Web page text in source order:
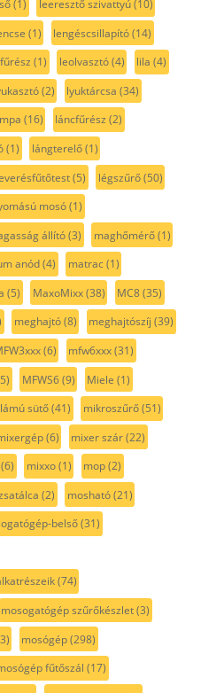
(1) leeresztő szivattyú(10)
(1) lengéscsillapító(14)
(1) leolvasztó(4) lila (4)
(2) lyuktárcsa (34)
(16) láncfűrész (2)
(1) lángterelő(1)
(5) légszűrő(50)
mosó(1)
állító(3) maghőmérő(1)
anód(4) matrac(1)
(5) MaxoMixx(38) MC8(35)
meghajtó(8) meghajtószíj (39)
(6) mfw6xxx(31)
MFWS6(9) Miele (1)
sütő(41) mikroszűrő(51)
(6) mixer szár(22)
(6) mixxo(1) mop(2)
(2) mosható(21)
belső(31)
(74)
mosogatógép szűrőkészlet(3)
mosógép(298)
fűtőszál (17)